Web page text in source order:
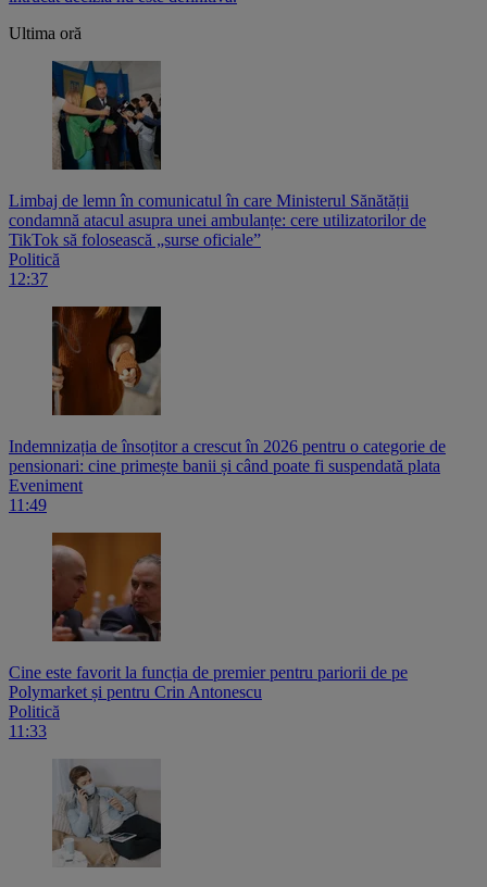
Ultima oră
Limbaj de lemn în comunicatul în care Ministerul Sănătății
condamnă atacul asupra unei ambulanțe: cere utilizatorilor de
TikTok să folosească „surse oficiale”
Politică
12:37
Indemnizația de însoțitor a crescut în 2026 pentru o categorie de
pensionari: cine primește banii și când poate fi suspendată plata
Eveniment
11:49
Cine este favorit la funcția de premier pentru pariorii de pe
Polymarket și pentru Crin Antonescu
Politică
11:33